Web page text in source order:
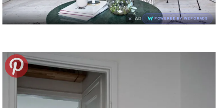
× AD POWERED BY WEFORADS